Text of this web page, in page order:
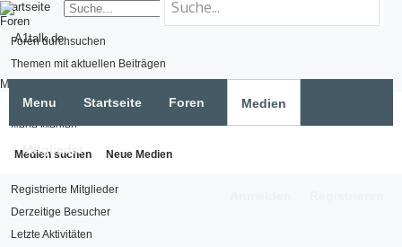
Startseite
Foren
Foren durchsuchen
Themen mit aktuellen Beiträgen
Medien
Medien suchen
Neue Medien
Mitglieder
Registrierte Mitglieder
Derzeitige Besucher
Letzte Aktivitäten
Menu Startseite Foren Medien
Medien suchen Neue Medien
Mitglieder